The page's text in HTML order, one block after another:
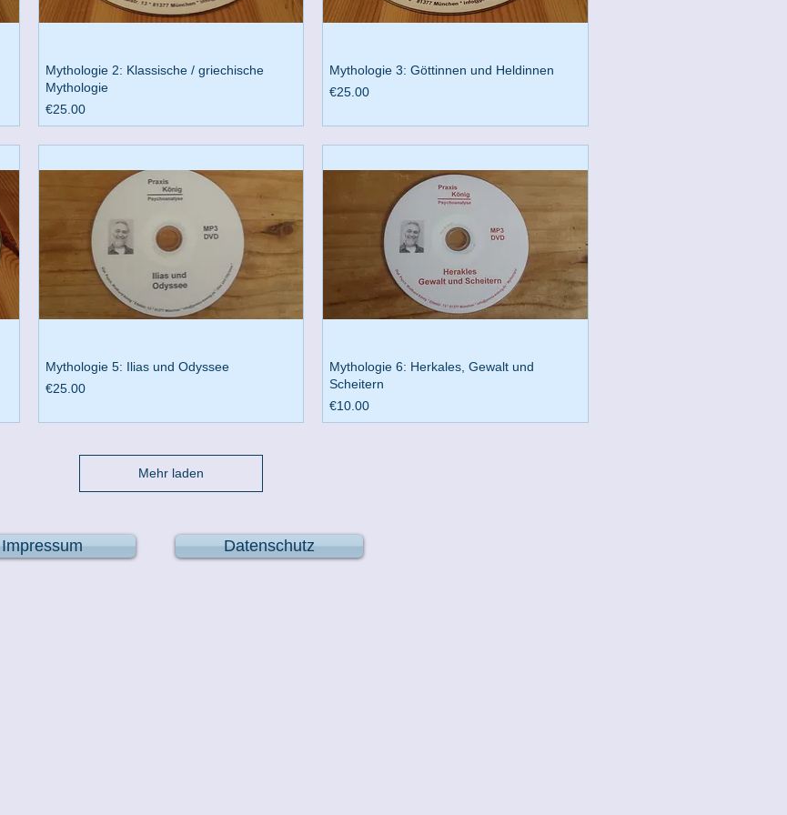
Mythologie 2: Klassische / griechische
Mythologie
Preis
€25.00
Mythologie 3: Göttinnen und Heldinnen
Preis
€25.00
Mythologie 5: Ilias und Odyssee
Preis
€25.00
Mythologie 6: Herkales, Gewalt und
Scheitern
Preis
€10.00
Mehr laden
Impressum Datenschutz